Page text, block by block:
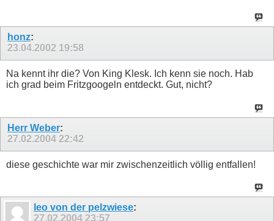
honz:
23.04.2002 19:58
Na kennt ihr die? Von King Klesk. Ich kenn sie noch. Hab
ich grad beim Fritzgoogeln entdeckt. Gut, nicht?
Herr Weber:
27.02.2004 22:42
diese geschichte war mir zwischenzeitlich völlig entfallen!
leo von der pelzwiese:
27.02.2004 23:57